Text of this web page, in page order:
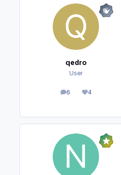
qedro
User
6
Beiträge4
Reputation